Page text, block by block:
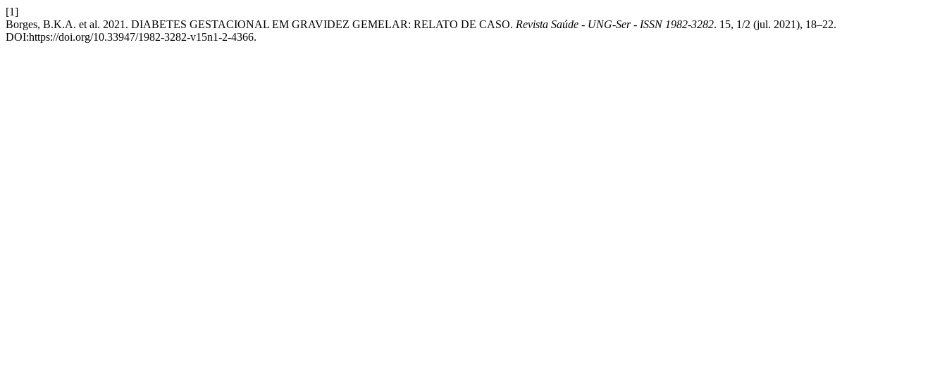
[1]
Borges, B.K.A. et al. 2021. DIABETES GESTACIONAL EM GRAVIDEZ GEMELAR: RELATO DE CASO. Revista Saúde - UNG-Ser - ISSN 1982-3282. 15, 1/2 (jul. 2021), 18–22.
DOI:https://doi.org/10.33947/1982-3282-v15n1-2-4366.